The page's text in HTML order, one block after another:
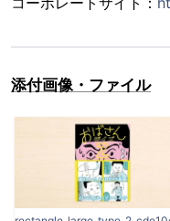
添付画像・ファイル